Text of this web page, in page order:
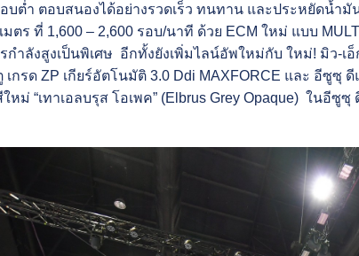
บต่ำ ตอบสนองได้อย่างรวดเร็ว ทนทาน และประหยัดน้ำ
มตร ที่ 1,600 – 2,600 รอบ/นาที ด้วย ECM ใหม่ แบบ
กำลังสูงเป็นพิเศษ อีกทั้งยังเพิ่มไลน์อัพใหม่กับ ใหม่! มิว-เ
เกรด ZP เกียร์อัตโนมัติ 3.0 Ddi MAXFORCE และ อีซูซุ
หม่ “เทาเอลบรุส โอเพค” (Elbrus Grey Opaque) ในอีซู